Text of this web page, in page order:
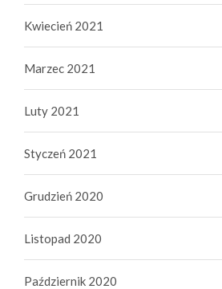
Kwiecień 2021
Marzec 2021
Luty 2021
Styczeń 2021
Grudzień 2020
Listopad 2020
Październik 2020